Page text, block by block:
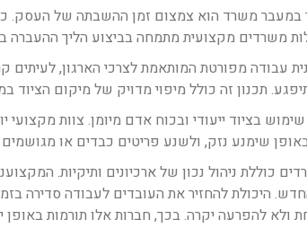
במעבר משרד הוא צמצום זמן ההשבתה של העסק.
משרדים מקצועית מתמחה בביצוע הליך ההעברה
עבודה מפורטת המותאמת לצרכי הארגון,
תכנון זה כולל מיפוי מדויק של מיקום
בציוד ייעודי ובכוח אדם מיומן. צוות
שימנע נזק, ולשנע פריטים כבדים או
כוללת ניהול נכון של ארכיונים ותיקיות.
היכולת להחזיר את העובדים לעבודה סדירה
להפרעה יקרה. בכך, חברות אלו תורמות באופן